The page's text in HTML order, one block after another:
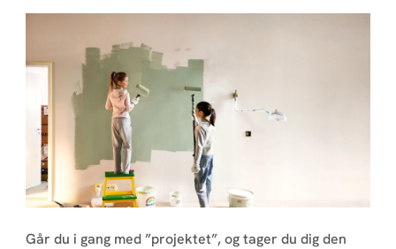
Går du i gang med ”projektet”, og tager du dig den